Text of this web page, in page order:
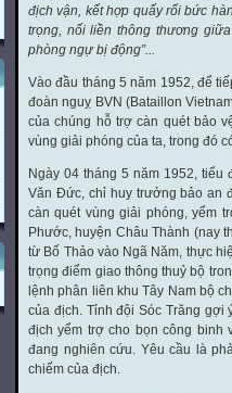
địch vận, kết hợp quấy rối bức
trọng, nối liền thông thương
phòng ngự bị động”...
Vào đầu tháng 5 năm 1952, để
đoàn nguỵ BVN (Bataillon
của chúng hỗ trợ càn quét bảo
vùng giải phóng của ta, trong đó
Ngày 04 tháng 5 năm 1952,
Văn Đức, chỉ huy trưởng bảo an
càn quét vùng giải phóng, yểm
Phước, huyện Châu Thành (nay
từ Bố Thảo vào Ngã Năm, thực
trọng điểm giao thông thuỷ bộ
lệnh phân liên khu Tây Nam bộ
của địch. Tỉnh đội Sóc Trăng gợi
địch yểm trợ cho bọn công binh
đang nghiên cứu. Yêu cầu là
chiếm của địch.